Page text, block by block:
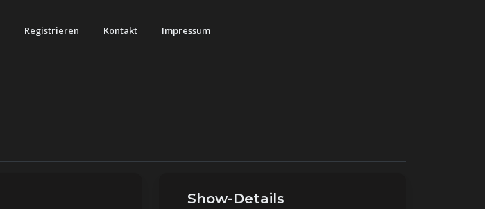
Registrieren Kontakt Impressum
Show-Details